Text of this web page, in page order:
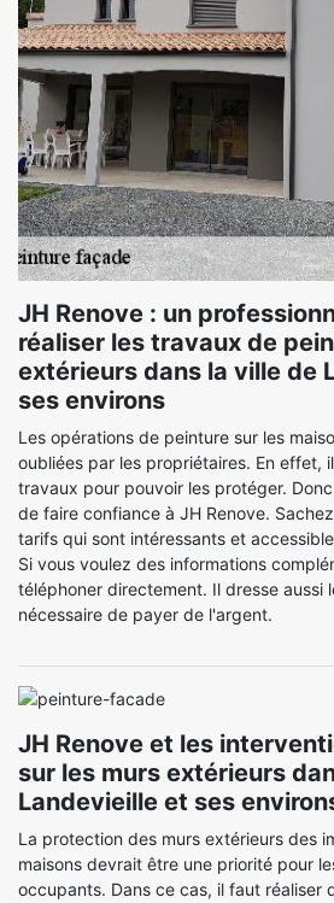
JH Renove : un
réaliser les travaux de
extérieurs dans la ville de
ses environs
Les opérations de peinture sur les
oubliées par les propriétaires. En effet,
travaux pour pouvoir les protéger.
de faire confiance à JH Renove.
tarifs qui sont intéressants et
Si vous voulez des informations
téléphoner directement. Il dresse aussi
nécessaire de payer de l'argent.
JH Renove et les
sur les murs extérieurs
Landevieille et ses
La protection des murs extérieurs des
maisons devrait être une priorité pour
occupants. Dans ce cas, il faut réaliser